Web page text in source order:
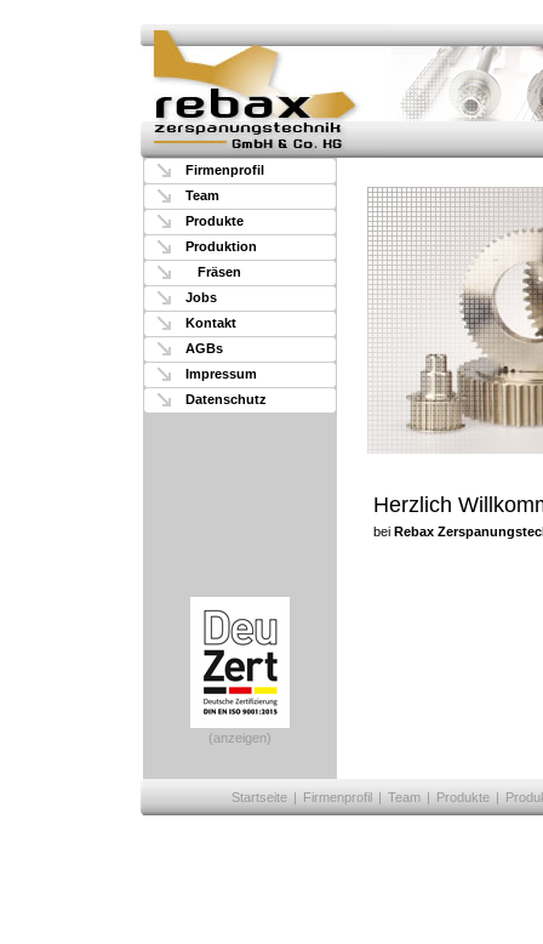
Firmenprofil
Team
Produkte
Produktion
Fräsen
Jobs
Kontakt
AGBs
Impressum
Datenschutz
Herzlich
bei Rebax
(anzeigen)
Startseite | Firmenprofil | Team | Produkte |